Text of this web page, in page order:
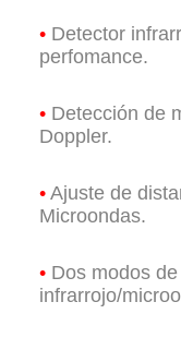
• Detector
perfomance.
• Detección de
Doppler.
• Ajuste de
Microondas.
• Dos modos
infrarrojo/